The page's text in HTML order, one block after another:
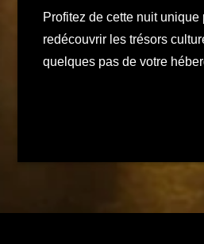
Profitez de cette nuit unique
redécouvrir les trésors
quelques pas de votre